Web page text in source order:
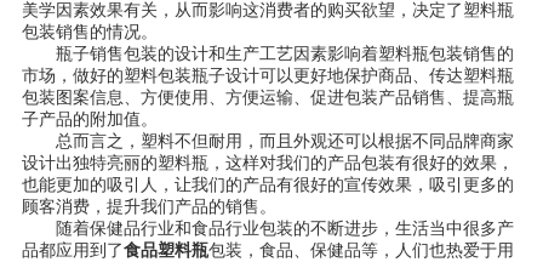
美学因素效果有关，从而影响这消费者的购买欲望，决定了塑料瓶
包装销售的情况。
瓶子销售包装的设计和生产工艺因素影响着塑料瓶包装销售的
市场，做好的塑料包装瓶子设计可以更好地保护商品、传达塑料瓶
包装图案信息、方便使用、方便运输、促进包装产品销售、提高瓶
子产品的附加值。
总而言之，塑料不但耐用，而且外观还可以根据不同品牌商家
设计出独特亮丽的塑料瓶，这样对我们的产品包装有很好的效果，
也能更加的吸引人，让我们的产品有很好的宣传效果，吸引更多的
顾客消费，提升我们产品的销售。
随着保健品行业和食品行业包装的不断进步，生活当中很多产
品都应用到了食品塑料瓶包装，食品、保健品等，人们也热爱于用